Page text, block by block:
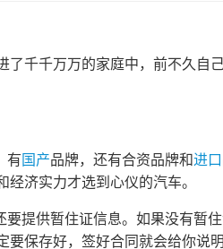
千千万万的家庭中，前不久自
有国产品牌，还有合资品牌和进口
济实力才选到心仪的汽车。
提供暂住证信息。如果没有暂
保存好，签好合同就会给你说